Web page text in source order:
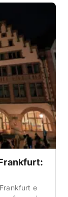
com vista
montou […]
e